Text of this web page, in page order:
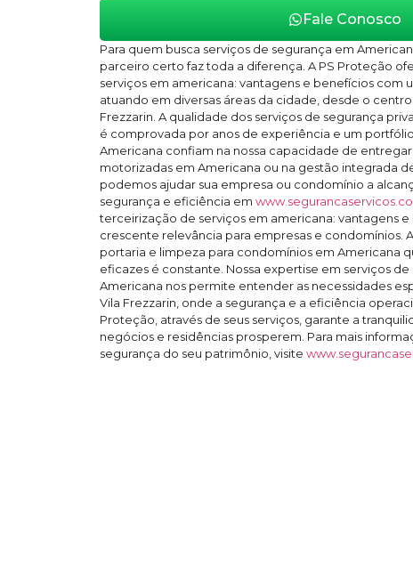
Fale Conosco
Para quem busca serviços de segurança em
parceiro certo faz toda a diferença. A PS Proteção
serviços em americana: vantagens e benefícios com
atuando em diversas áreas da cidade, desde o
Frezzarin. A qualidade dos serviços de segurança
é comprovada por anos de experiência e um
Americana confiam na nossa capacidade de
motorizadas em Americana ou na gestão integrada
podemos ajudar sua empresa ou condomínio a
segurança e eficiência em
terceirização de serviços em americana: vantagens
crescente relevância para empresas e condomínios.
portaria e limpeza para condomínios em Americana
eficazes é constante. Nossa expertise em serviços
Americana nos permite entender as necessidades
Vila Frezzarin, onde a segurança e a eficiência
Proteção, através de seus serviços, garante a
negócios e residências prosperem. Para mais
segurança do seu patrimônio, visite